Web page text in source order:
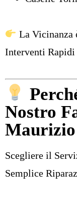
La Vicinanza
Interventi Rapidi
Nostro
Maurizio
Scegliere il
Semplice